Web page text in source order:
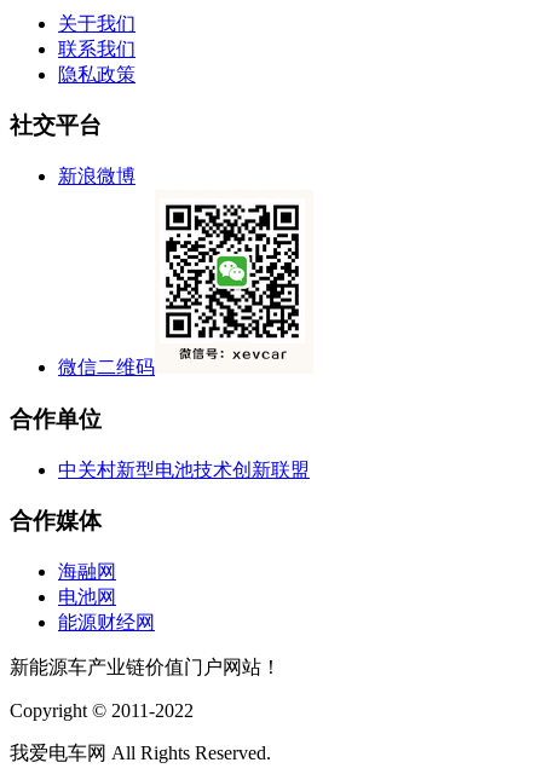
关于我们
联系我们
隐私政策
社交平台
新浪微博
微信二维码
合作单位
中关村新型电池技术创新联盟
合作媒体
海融网
电池网
能源财经网
新能源车产业链价值门户网站！
Copyright © 2011-2022
我爱电车网 All Rights Reserved.